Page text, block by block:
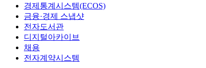
경제통계시스템(ECOS)
금융·경제 스냅샷
전자도서관
디지털아카이브
채용
전자계약시스템